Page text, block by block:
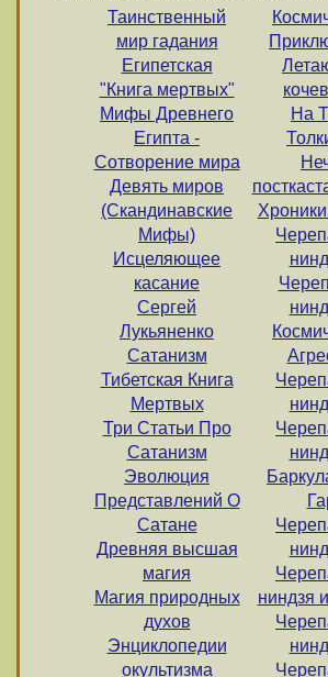
Таинственный
мир гадания
Египетская
"Книга мертвых"
Мифы Древнего
Египта -
Сотворение мира
Девять миров
(Скандинавские
Мифы)
Исцеляющее
касание
Сергей
Лукьяненко
Сатанизм
Тибетская Книга
Мертвых
Три Статьи Про
Сатанизм
Эволюция
Представлений О
Сатане
Древняя высшая
магия
Магия природных
духов
Энциклопедии
окультизма
На
ниндзя